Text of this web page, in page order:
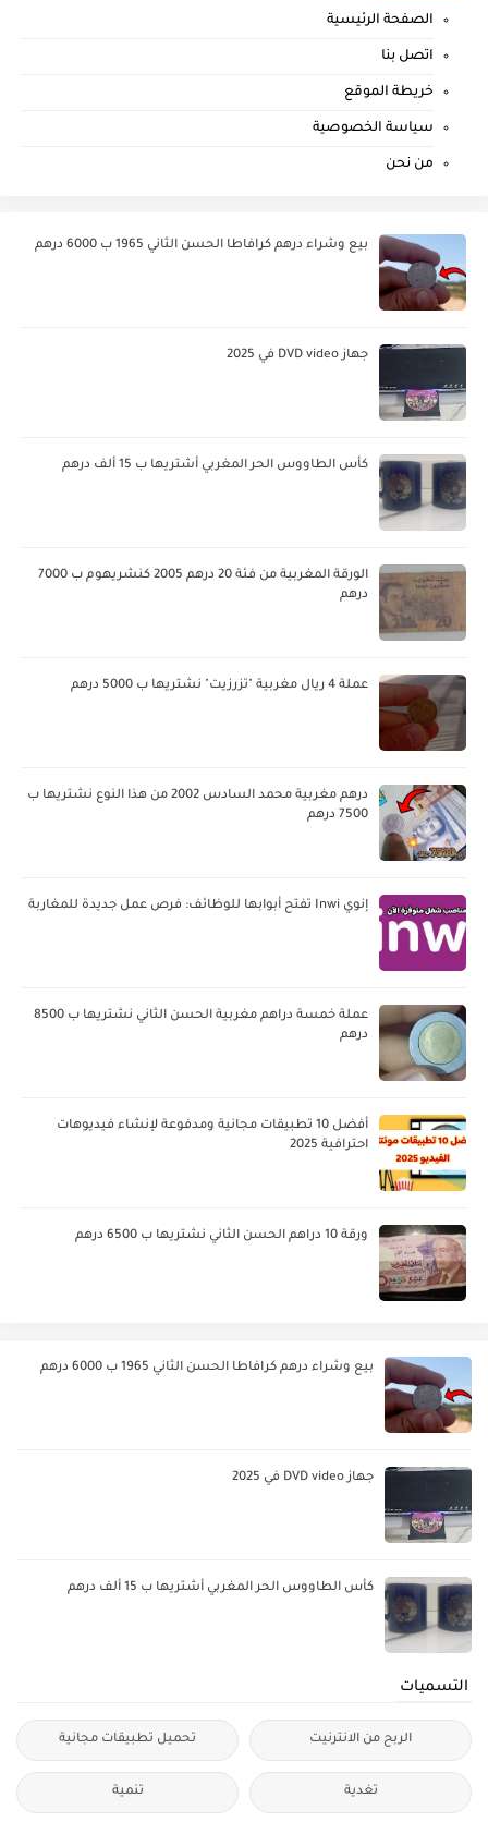
الصفحة الرئيسية
اتصل بنا
خريطة الموقع
سياسة الخصوصية
من نحن
بيع وشراء درهم كرافاطا الحسن الثاني 1965 ب 6000 درهم
جهاز DVD video في 2025
كأس الطاووس الحر المغربي أشتريها ب 15 ألف درهم
الورقة المغربية من فئة 20 درهم 2005 كنشريهوم ب 7000
درهم
عملة 4 ريال مغربية "تزرزيت" نشتريها ب 5000 درهم
درهم مغربية محمد السادس 2002 من هذا النوع نشتريها ب
7500 درهم
إنوي Inwi تفتح أبوابها للوظائف: فرص عمل جديدة للمغاربة
عملة خمسة دراهم مغربية الحسن الثاني نشتريها ب 8500
درهم
أفضل 10 تطبيقات مجانية ومدفوعة لإنشاء فيديوهات
احترافية 2025
ورقة 10 دراهم الحسن الثاني نشتريها ب 6500 درهم
بيع وشراء درهم كرافاطا الحسن الثاني 1965 ب 6000 درهم
جهاز DVD video في 2025
كأس الطاووس الحر المغربي أشتريها ب 15 ألف درهم
التسميات
الربح من الانترنيت تحميل تطبيقات مجانية
تغدية تنمية